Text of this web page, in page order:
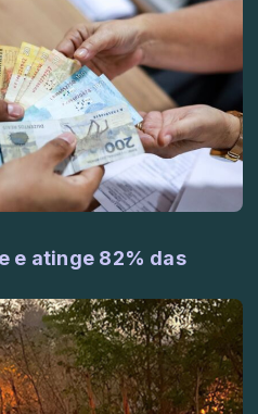
e atinge 82% das